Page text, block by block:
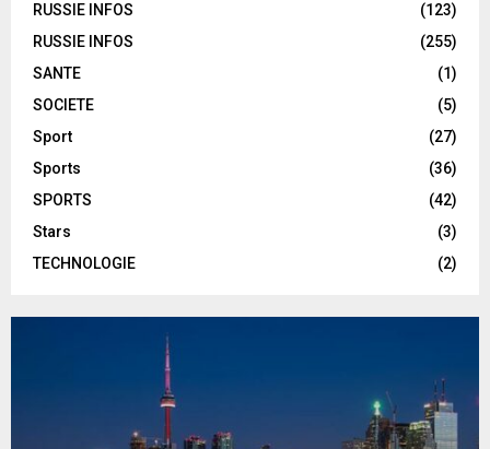
RUSSIE INFOS
(123)
RUSSIE INFOS
(255)
SANTE
(1)
SOCIETE
(5)
Sport
(27)
Sports
(36)
SPORTS
(42)
Stars
(3)
TECHNOLOGIE
(2)